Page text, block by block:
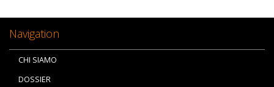
Navigation
CHI SIAMO
DOSSIER